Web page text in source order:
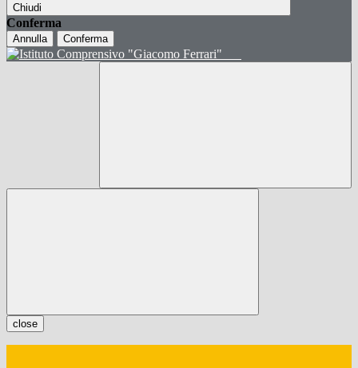
Chiudi
Conferma
Annulla Conferma
close